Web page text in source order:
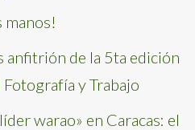
manos!
anfitrión de la 5ta edición
y Trabajo
warao» en Caracas: el